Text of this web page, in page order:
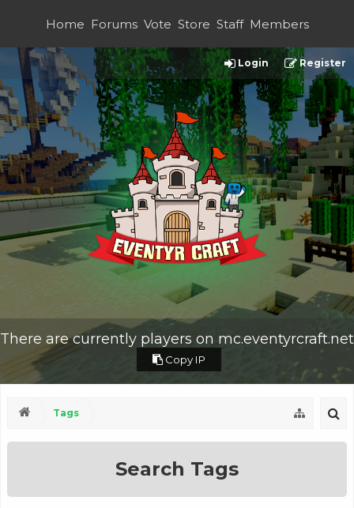
Home Forums Vote Store Staff Members
Login Register
There are currently players on mc.eventyrcraft.net
Copy IP
Tags
Search Tags